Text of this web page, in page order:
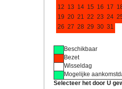
12 13 14 15 16 17
19 20 21 22 23 24
26 27 28 29 30 31
Beschikbaar
Bezet
Wisseldag
Mogelijke
Selecteer het door U